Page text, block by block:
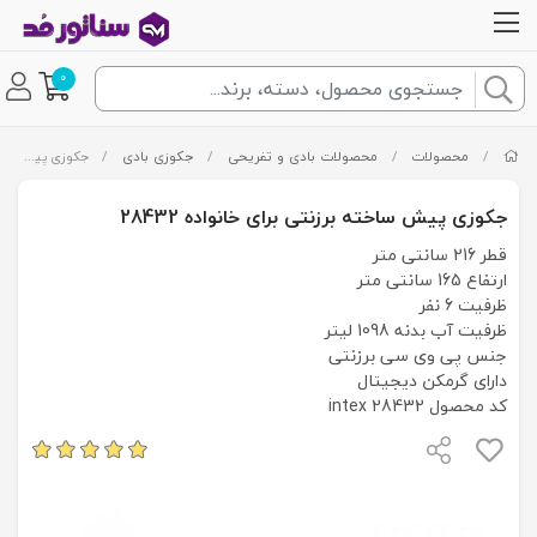
0
/ محصولات / محصولات بادی و تفریحی / جکوزی بادی / جکوزی پیش ساخته برزنتی برای خانواده 28432
جکوزی پیش ساخته برزنتی برای خانواده 28432
قطر 216 سانتی متر
ارتفاع 165 سانتی متر
ظرفیت 6 نفر
ظرفیت آب بدنه 1098 لیتر
جنس پی وی سی برزنتی
دارای گرمکن دیجیتال
کد محصول intex 28432